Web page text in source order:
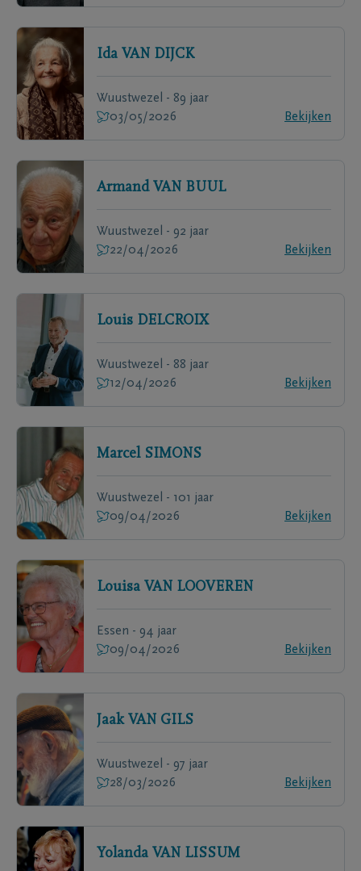
Ida VAN DIJCK
Wuustwezel - 89 jaar
03/05/2026
Bekijken
Armand VAN BUUL
Wuustwezel - 92 jaar
22/04/2026
Bekijken
Louis DELCROIX
Wuustwezel - 88 jaar
12/04/2026
Bekijken
Marcel SIMONS
Wuustwezel - 101 jaar
09/04/2026
Bekijken
Louisa VAN LOOVEREN
Essen - 94 jaar
09/04/2026
Bekijken
Jaak VAN GILS
Wuustwezel - 97 jaar
28/03/2026
Bekijken
Yolanda VAN LISSUM